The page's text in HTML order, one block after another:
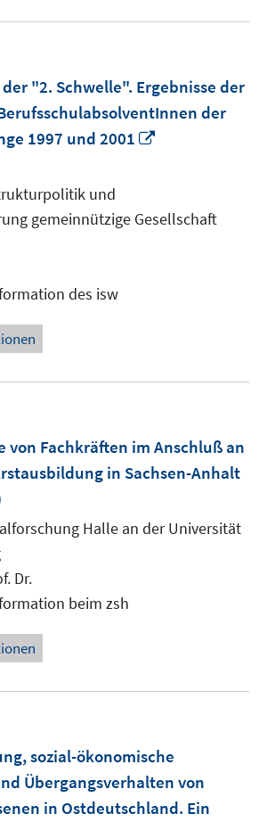
"2. Schwelle". Ergebnisse der
der
1997 und 2001
und
gemeinnützige Gesellschaft
des isw
von Fachkräften im Anschluß an
in Sachsen-Anhalt
Halle an der Universität
Dr.
beim zsh
sozial-ökonomische
Übergangsverhalten von
in Ostdeutschland. Ein